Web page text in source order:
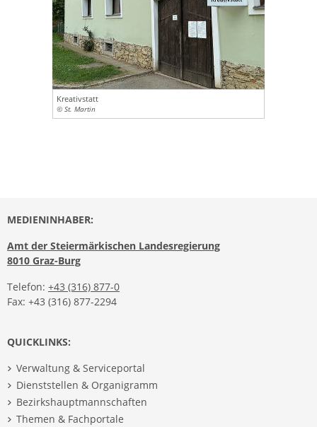
Kreativstatt
© St. Martin
MEDIENINHABER:
Amt der Steiermärkischen Landesregierung
8010 Graz-Burg
Telefon: +43 (316) 877-0
Fax: +43 (316) 877-2294
QUICKLINKS:
Verwaltung & Serviceportal
Dienststellen & Organigramm
Bezirkshauptmannschaften
Themen & Fachportale